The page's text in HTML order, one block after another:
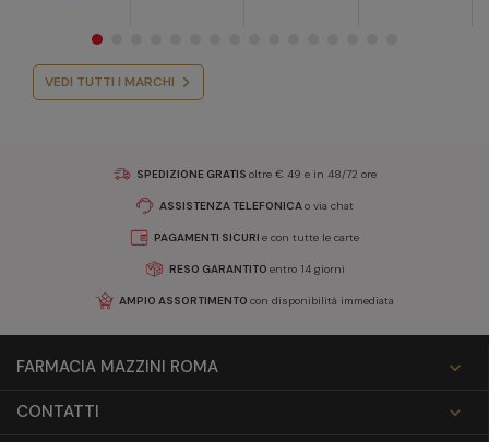
VEDI TUTTI I MARCHI
SPEDIZIONE GRATIS oltre € 49 e in 48/72 ore
ASSISTENZA TELEFONICAo via chat
PAGAMENTI SICURI e con tutte le carte
RESO GARANTITO entro 14 giorni
AMPIO ASSORTIMENTO con disponibilità immediata
FARMACIA MAZZINI ROMA

CONTATTI
